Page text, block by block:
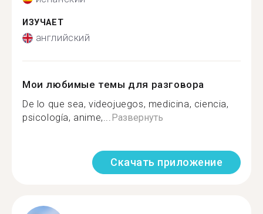
ИЗУЧАЕТ
английский
Мои любимые темы для разговора
De lo que sea, videojuegos, medicina, ciencia,
psicología, anime,...Развернуть
Скачать приложение